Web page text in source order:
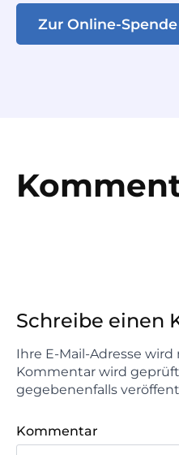
Zur Online-Spende
Schreibe einen
Ihre E-Mail-Adresse
Kommentar wird
gegebenenfalls
Kommentar